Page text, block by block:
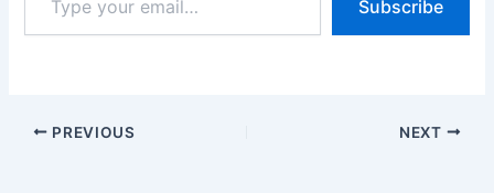
Subscribe
PREVIOUS NEXT